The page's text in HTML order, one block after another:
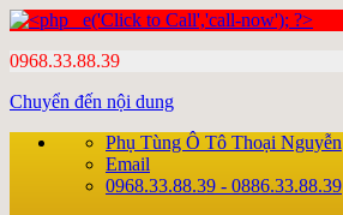
0968.33.88.39
Chuyển đến nội dung
Phụ Tùng Ô Tô Thoại Nguyễn
Email
0968.33.88.39 - 0886.33.88.39